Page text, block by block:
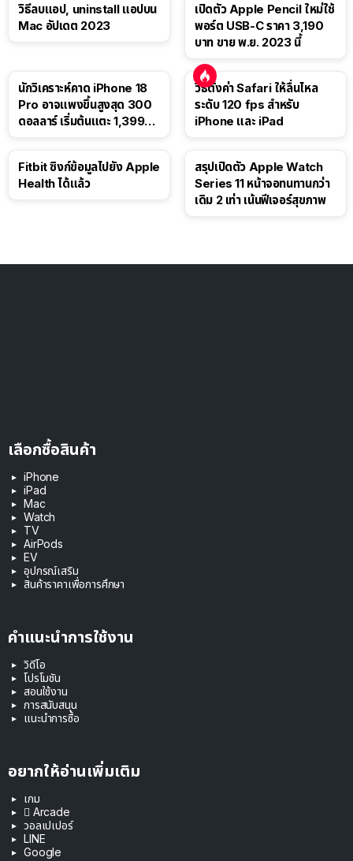
วิธีลบแอป, uninstall แอปบน
Mac อัปเดต 2023
เปิดตัว Apple Pencil ใหม่ใช้
พอร์ต USB-C ราคา 3,190
บาท ขาย พ.ย. 2023 นี้
นักวิเคราะห์คาด iPhone 18
Pro อาจแพงขึ้นสูงสุด 300
ดอลลาร์ เริ่มต้นแตะ 1,399
วิธีตั้งค่า Safari ให้ลื่นไหล
ระดับ 120 fps สำหรับ
iPhone และ iPad
Fitbit ซิงก์ข้อมูลไปยัง Apple
Health ได้แล้ว
สรุปเปิดตัว Apple Watch
Series 11 หน้าจอทนทานกว่า
เดิม 2 เท่า เน้นฟีเจอร์สุขภาพ
เลือกซื้อสินค้า
iPhone
iPad
Mac
Watch
TV
AirPods
EV
อุปกรณ์เสริม
สินค้าราคาเพื่อการศึกษา
คำแนะนำการใช้งาน
วิดีโอ
โปรโมชัน
สอนใช้งาน
การสนับสนุน
แนะนำการซื้อ
อยากให้อ่านเพิ่มเติม
เกม
 Arcade
วอลเปเปอร์
LINE
Google